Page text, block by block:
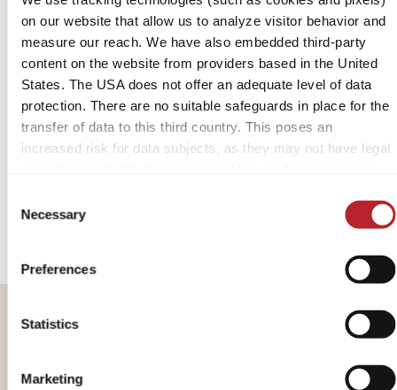
on our website that allow us to analyze visitor behavior and
measure our reach. We have also embedded third-party
content on the website from providers based in the United
States. The USA does not offer an adequate level of data
protection. There are no suitable safeguards in place for the
transfer of data to this third country. This poses an
increased risk for data subjects, as they may not have legal
For more information, please refer to our
privacy policy
By accepting or selecting individual cookies/services in the
settings, you give us your consent to process your data for
to visit the website, and can be revoked at any time through
the settings. If you click on Reject, only the necessary
trouble-free operation of the site and to enable page
Selection
Necessary
Preferences
Statistics
Marketing
JAPANDI BEI LMC: DAS TANDERO-
DUO IST STARTKLAR
WOHNWAGEN-ALLROUNDER IM NEUEN
BRAND LOOK VON LMC
PDF | 269.17 KB
Herunterladen
LMC ist ein erfahrener Hersteller von
Vans unter dem Dach der Erwin Hymer